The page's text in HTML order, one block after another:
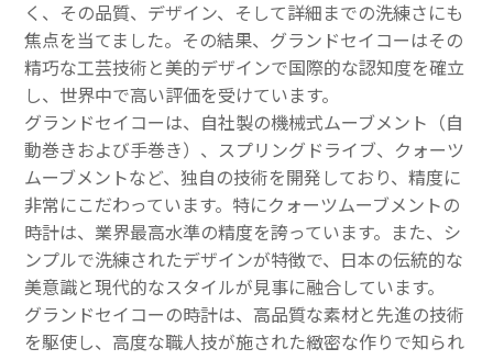
く、その品質、デザイン、そして詳細までの洗練さにも
焦点を当てました。その結果、グランドセイコーはその
精巧な工芸技術と美的デザインで国際的な認知度を確立
し、世界中で高い評価を受けています。
グランドセイコーは、自社製の機械式ムーブメント（自
動巻きおよび手巻き）、スプリングドライブ、クォーツ
ムーブメントなど、独自の技術を開発しており、精度に
非常にこだわっています。特にクォーツムーブメントの
時計は、業界最高水準の精度を誇っています。また、シ
ンプルで洗練されたデザインが特徴で、日本の伝統的な
美意識と現代的なスタイルが見事に融合しています。
グランドセイコーの時計は、高品質な素材と先進の技術
を駆使し、高度な職人技が施された緻密な作りで知られ